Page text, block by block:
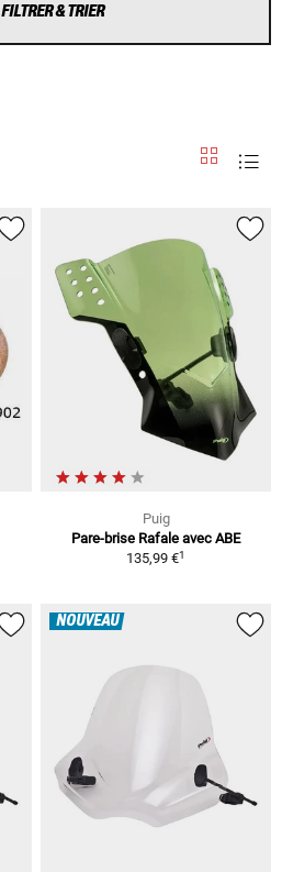
FILTRER & TRIER
Puig
Pare-brise Rafale avec ABE
135,99 €1
NOUVEAU